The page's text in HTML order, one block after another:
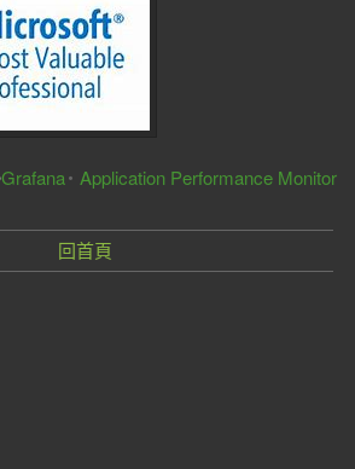
Grafana Application Performance Monitor
回首頁